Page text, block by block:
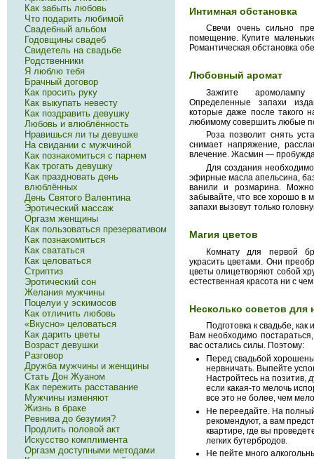
Интимная обстановка
Свечи очень сильно
помещение. Купите
Романтическая обстановка
Любовный аромат
Зажгите
Определенные запахи
которые даже после такого
любимому совершить любые
Роза позволит снять
снимает напряжение,
влечение. Жасмин —
Для создания
эфирные масла апельсина,
ванили и розмарина.
забывайте, что все хорошо в
запахи вызовут только
Магия цветов
Комнату для первой
украсить цветами. Они
цветы олицетворяют собой
естественная красота ни с
Несколько советов для
Подготовка к свадьбе,
Вам необходимо
вас остались силы. Поэтому:
Перед свадьбой
нервничать. Выпейте
Настройтесь на позитив,
если какая-то мелочь
все это не более, чем
Не переедайте. На
рекомендуют, а вам
квартире, где вы
легких бутербродов.
Не пейте много
Как забыть любовь
Что подарить любимой
Свадебный альбом
Годовщины свадеб
Свидетель на свадьбе
Родственники
Я люблю тебя
Брачный договор
Как просить руку
Как выкупать невесту
Как поздравить девушку
Любовь и влюблённость
Нравишься ли ты девушке
На свидании с мужчиной
Как познакомиться с парнем
Как трогать девушку
Как праздновать день
влюблённых
День Святого Валентина
Эротический массаж
Оргазм женщины
Как пользоваться презервативом
Как познакомиться
Как свататься
Как целоваться
Стриптиз
Эротический сон
Желания мужчины
Поцелуи у эскимосов
Как отличить любовь
«Вкусно» целоваться
Как дарить цветы
Возраст девушки
Разговор
Дружба мужчины и женщины
Стать Дон Жуаном
Как пережить расставание
Мужчины изменяют
Жизнь в браке
Ревнива до безумия?
Продлить половой акт
Искусство комплимента
Оргазм доступными методами